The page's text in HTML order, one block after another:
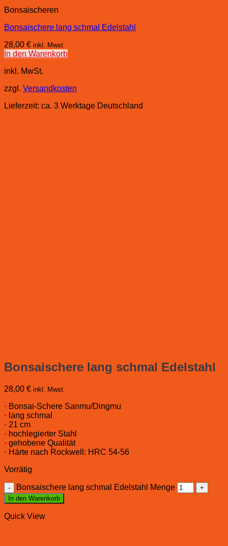
Bonsaischeren
Bonsaischere lang schmal Edelstahl
28,00 € inkl. Mwst.
In den Warenkorb
inkl. MwSt.
zzgl. Versandkosten
Lieferzeit: ca. 3 Werktage Deutschland
Bonsaischere lang schmal Edelstahl
28,00 € inkl. Mwst.
· Bonsai-Schere Sanmu/Dingmu
· lang schmal
· 21 cm
· hochlegierter Stahl
· gehobene Qualität
· Härte nach Rockwell: HRC 54-56
Vorrätig
Bonsaischere lang schmal Edelstahl Menge
In den Warenkorb
Quick View